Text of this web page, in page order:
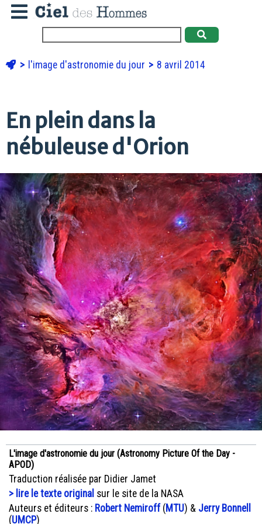
l'image d'astronomie du jour 8 avril 2014
En plein dans la
nébuleuse d'Orion
L'image d'astronomie du jour (Astronomy Picture Of the Day -
APOD)
Traduction réalisée par Didier Jamet
> lire le texte original sur le site de la NASA
Auteurs et éditeurs : Robert Nemiroff(MTU) & Jerry Bonnell
(UMCP)